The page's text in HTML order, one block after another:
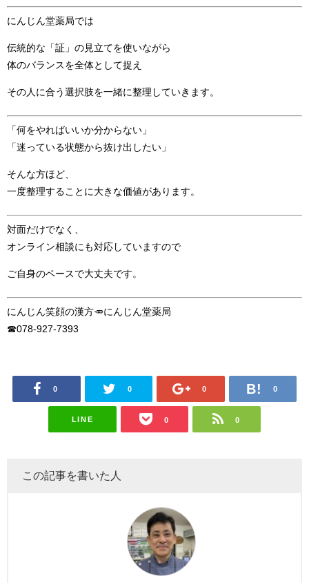
にんじん堂薬局では
伝統的な「証」の見立てを使いながら
体のバランスを全体として捉え
その人に合う選択肢を一緒に整理していきます。
「何をやればいいか分からない」
「迷っている状態から抜け出したい」
そんな方ほど、
一度整理することに大きな価値があります。
対面だけでなく、
オンライン相談にも対応していますので
ご自身のペースで大丈夫です。
にんじん笑顔の漢方🥕にんじん堂薬局
☎078-927-7393
0 0 0 0
LINE 0 0
この記事を書いた人